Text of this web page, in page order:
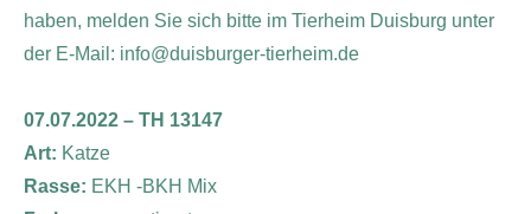
haben, melden Sie sich bitte im Tierheim Duisburg unter
der E-Mail: info@duisburger-tierheim.de
07.07.2022 – TH 13147
Art: Katze
Rasse: EKH -BKH Mix